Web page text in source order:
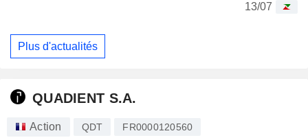
13/07
Plus d'actualités
QUADIENT S.A.
Action QDT FR0000120560